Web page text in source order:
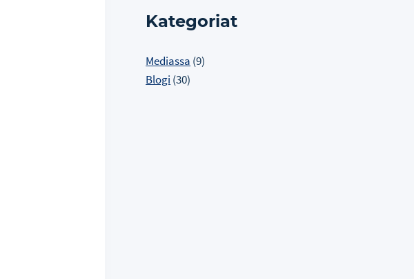
Kategoriat
Mediassa (9)
Blogi (30)